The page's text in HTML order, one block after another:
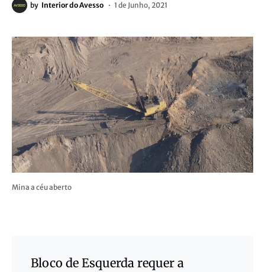
by Interior do Avesso 1 de Junho, 2021
Mina a céu aberto
Bloco de Esquerda requer a